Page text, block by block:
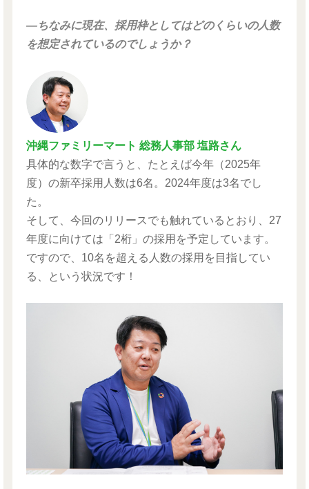
―ちなみに現在、採用枠としてはどのくらいの人数
を想定されているのでしょうか？
沖縄ファミリーマート 総務人事部 塩路さん
具体的な数字で言うと、たとえば今年（2025年
度）の新卒採用人数は6名。2024年度は3名でし
た。
そして、今回のリリースでも触れているとおり、27
年度に向けては「2桁」の採用を予定しています。
ですので、10名を超える人数の採用を目指してい
る、という状況です！